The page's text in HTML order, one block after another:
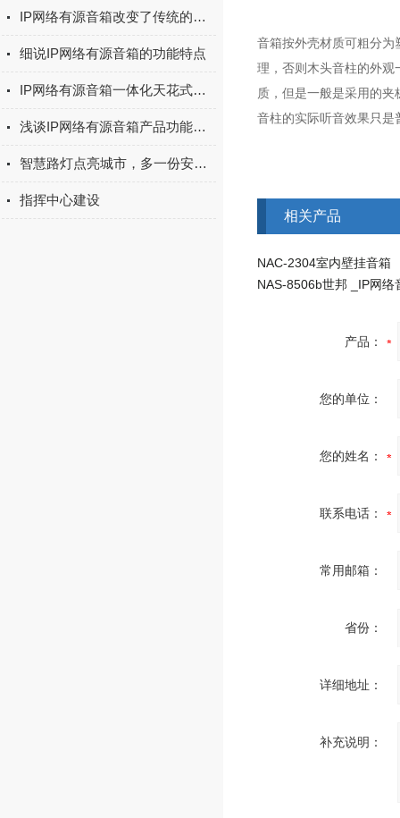
IP网络有源音箱改变了传统的音频传输方式
细说IP网络有源音箱的功能特点
IP网络有源音箱一体化天花式设计，精致美观
浅谈IP网络有源音箱产品功能特点
智慧路灯点亮城市，多一份安全多一份保障
指挥中心建设
音箱按外壳材质可粗分
理，否则木头音柱的外
质，但是一般是采用的
音柱的实际听音效果只
相关产品
NAC-2304室内壁挂音箱
产品：
您的单位：
您的姓名：
联系电话：
常用邮箱：
省份：
详细地址：
补充说明：